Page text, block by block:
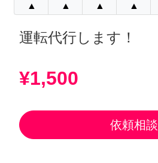
▲ ▲ ▲ ▲
運転代行します！
¥1,500
依頼相談